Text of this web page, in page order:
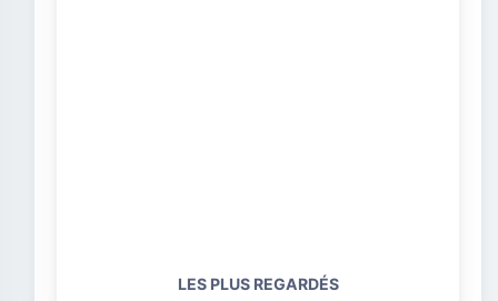
LES PLUS REGARDÉS